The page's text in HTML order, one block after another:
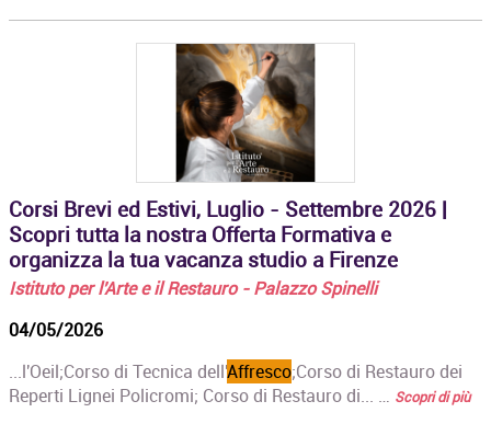
Corsi Brevi ed Estivi, Luglio - Settembre 2026 |
Scopri tutta la nostra Offerta Formativa e
organizza la tua vacanza studio a Firenze
Istituto per l'Arte e il Restauro - Palazzo Spinelli
04/05/2026
...l'Oeil;‍Corso di Tecnica dell'Affresco;Corso di Restauro dei
Reperti Lignei Policromi; Corso di Restauro di... … Scopri di più